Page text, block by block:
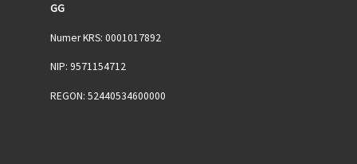
GG
Numer KRS: 0001017892
NIP: 9571154712
REGON: 52440534600000